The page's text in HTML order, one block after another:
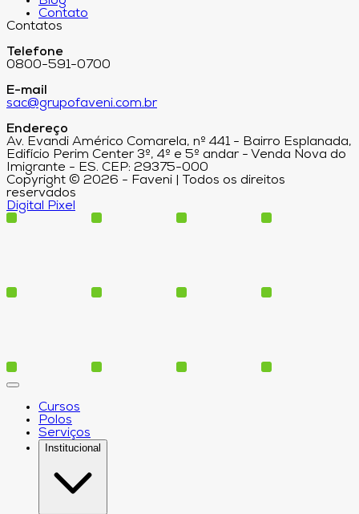
Contato
Contatos
Telefone
0800-591-0700
E-mail
sac@grupofaveni.com.br
Endereço
Av. Evandi Américo Comarela, nº 441 - Bairro Esplanada,
Edifício Perim Center 3º, 4º e 5º andar - Venda Nova do
Imigrante - ES. CEP: 29375-000
Copyright © 2026 - Faveni | Todos os direitos
reservados
Digital Pixel
Cursos
Polos
Serviços
Institucional